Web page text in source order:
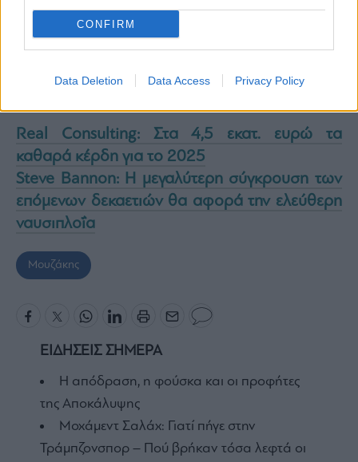
CONFIRM
Data Deletion Data Access Privacy Policy
Real Consulting: Στα 4,5 εκατ. ευρώ τα
καθαρά κέρδη για το 2025
Steve Bannon: Η μεγαλύτερη σύγκρουση των
επόμενων δεκαετιών θα αφορά την ελεύθερη
ναυσιπλοΐα
Μουζάκης
ΕΙΔΗΣΕΙΣ ΣΗΜΕΡΑ
Η απόδραση, η φούσκα και οι προφήτες
της Αποκάλυψης
Μοχάμεντ Σαλάχ: Γιατί πήγε στην
Τράμπζονσπορ – Πού βρήκαν τόσα λεφτά οι